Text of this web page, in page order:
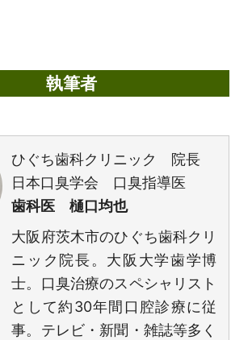
執筆者
ひぐち歯科クリニック 院長
日本口臭学会 口臭指導医
歯科医 樋口均也
大阪府茨木市のひぐち歯科クリ
ニック院長。大阪大学歯学博
士。口臭治療のスペシャリスト
として約30年間口腔診療に従
事。テレビ・新聞・雑誌等多く